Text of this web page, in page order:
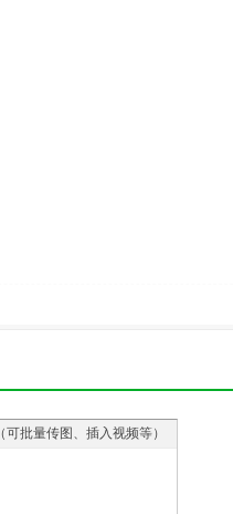
（可批量传图、插入视频等）